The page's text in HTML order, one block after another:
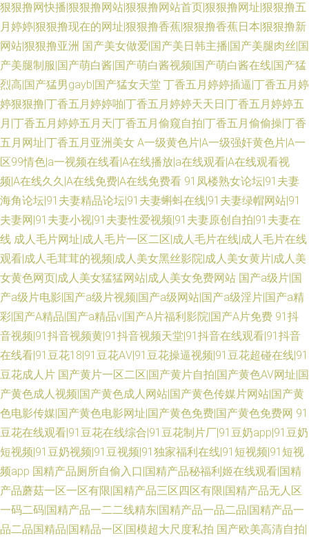
狠狠撸网快播|狠狠撸网站|狠狠撸网站首页|狠狠撸网址|狠狠撸五
月婷婷|狠狠撸现在的网址|狠狠撸香蕉|狠狠撸香蕉日本|狠狠撸新
网站|狠狠撸亚洲 国产美女做爱|国产美日韩主播|国产美腿肉丝|国
产美腿制服|国产萌白酱|国产萌白酱视频|国产萌白酱在线|国产猛
烈高|国产猛男gayb|国产猛女天堂 丁香五月婷婷插逼|丁香五月婷
婷狠狠撸|丁香五月婷婷啪|丁香五月婷婷天天日|丁香五月婷婷五
月|丁香五月婷婷五月天|丁香五月偷窥自拍|丁香五月偷偷操|丁香
五月网址|丁香五月亚洲美女 A一级黄色片|A一级强奸黄色片|A一
区99情色|a一视频在线看|A在线播放|a在线观看|A在线观看视
频|A在线久久|A在线免费|A在线免费看 91凤楼熟女论坛|91夫妻
海角论坛|91夫妻精品论坛|91夫妻蝌蚪在线|91夫妻绿帽网站|91
夫妻网|91夫妻小视|91夫妻性爱视频|91夫妻原创自拍|91夫妻在
线 成人毛片网址|成人毛片一区二区|成人毛片在线|成人毛片在线
观看|成人毛茸茸的视频|成人美女黑丝影院|成人美女黄片|成人美
女黄色网页|成人美女猛猛网站|成人美女免费网站 国产a级片|国
产a级片电影|国产a级片视频|国产a级网站|国产a级淫片|国产a精
彩|国产A精品|国产a精品v|国产A片福利影院|国产A片免费 91抖
音视频|91抖音视频黄|91抖音视频天堂|91抖音在线观看|91抖音
在线看|91豆花18|91豆花AⅤ|91豆花操逼视频|91豆花超碰在线|91
豆花成人片 国产黄片一区二区|国产黄片自拍|国产黄色AV网址|国
产黄色成人视频|国产黄色成人网站|国产黄色传媒片网站|国产黄
色电影传媒|国产黄色电影网址|国产黄色免费|国产黄色免费网 91
豆花在线观看|91豆花在线综合|91豆花制片厂|91豆奶app|91豆奶
短视频|91豆奶视频|91豆视频|91独家福利在线|91短视频|91短视
频app 国精产品厕所自偷入口|国精产品秘福利姬在线观看|国精
产品蘑菇一区一区有限|国精产品三区四区有限|国精产品无人区
一码二码|国精产品一二二线精东|国精产品一品二品|国精产品一
品二品国精品|国精品一区|国模超大尺度私拍 国产欧美高清自拍|